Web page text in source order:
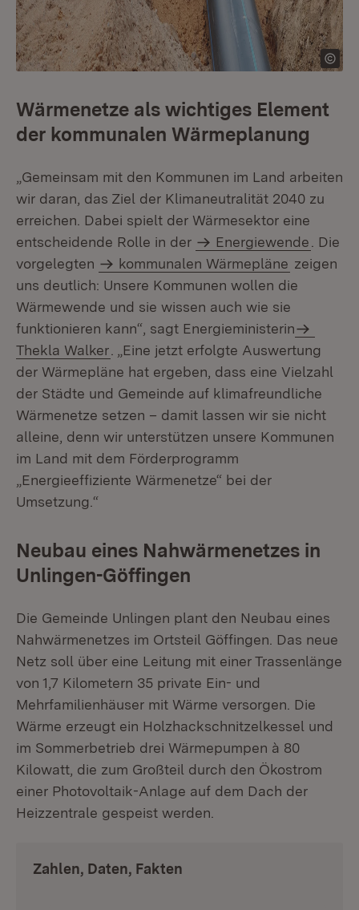
Wärmenetze als wichtiges Element
der kommunalen Wärmeplanung
„Gemeinsam mit den Kommunen im Land arbeiten
wir daran, das Ziel der Klimaneutralität 2040 zu
erreichen. Dabei spielt der Wärmesektor eine
entscheidende Rolle in der
Energiewende
. Die
vorgelegten
kommunalen Wärmepläne zeigen
uns deutlich: Unsere Kommunen wollen die
Wärmewende und sie wissen auch wie sie
funktionieren kann“, sagt Energieministerin
Thekla Walker . „Eine jetzt erfolgte Auswertung
der Wärmepläne hat ergeben, dass eine Vielzahl
der Städte und Gemeinde auf klimafreundliche
Wärmenetze setzen – damit lassen wir sie nicht
alleine, denn wir unterstützen unsere Kommunen
im Land mit dem Förderprogramm
„Energieeffiziente Wärmenetze“ bei der
Umsetzung.“
Neubau eines Nahwärmenetzes in
Unlingen-Göffingen
Die Gemeinde Unlingen plant den Neubau eines
Nahwärmenetzes im Ortsteil Göffingen. Das neue
Netz soll über eine Leitung mit einer Trassenlänge
von 1,7 Kilometern 35 private Ein- und
Mehrfamilienhäuser mit Wärme versorgen. Die
Wärme erzeugt ein Holzhackschnitzelkessel und
im Sommerbetrieb drei Wärmepumpen à 80
Kilowatt, die zum Großteil durch den Ökostrom
einer Photovoltaik-Anlage auf dem Dach der
Heizzentrale gespeist werden.
Zahlen, Daten, Fakten